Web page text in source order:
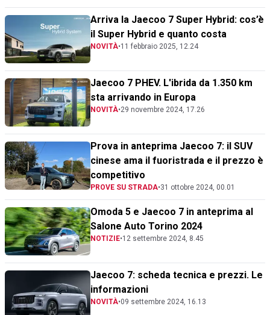
Arriva la Jaecoo 7 Super Hybrid: cos’è
il Super Hybrid e quanto costa
NOVITÀ•11 febbraio 2025, 12.24
Jaecoo 7 PHEV. L'ibrida da 1.350 km
sta arrivando in Europa
NOVITÀ•29 novembre 2024, 17.26
Prova in anteprima Jaecoo 7: il SUV
cinese ama il fuoristrada e il prezzo è
competitivo
PROVE SU STRADA•31 ottobre 2024, 00.01
Omoda 5 e Jaecoo 7 in anteprima al
Salone Auto Torino 2024
NOTIZIE•12 settembre 2024, 8.45
Jaecoo 7: scheda tecnica e prezzi. Le
informazioni
NOVITÀ•09 settembre 2024, 16.13